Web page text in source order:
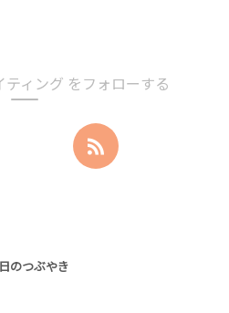
ィング をフォローする
のつぶやき